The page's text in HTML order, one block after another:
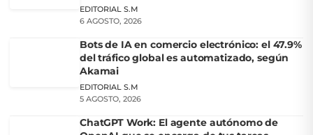
EDITORIAL S.M
6 AGOSTO, 2026
Bots de IA en comercio electrónico: el 47.9%
del tráfico global es automatizado, según
Akamai
EDITORIAL S.M
5 AGOSTO, 2026
ChatGPT Work: El agente autónomo de